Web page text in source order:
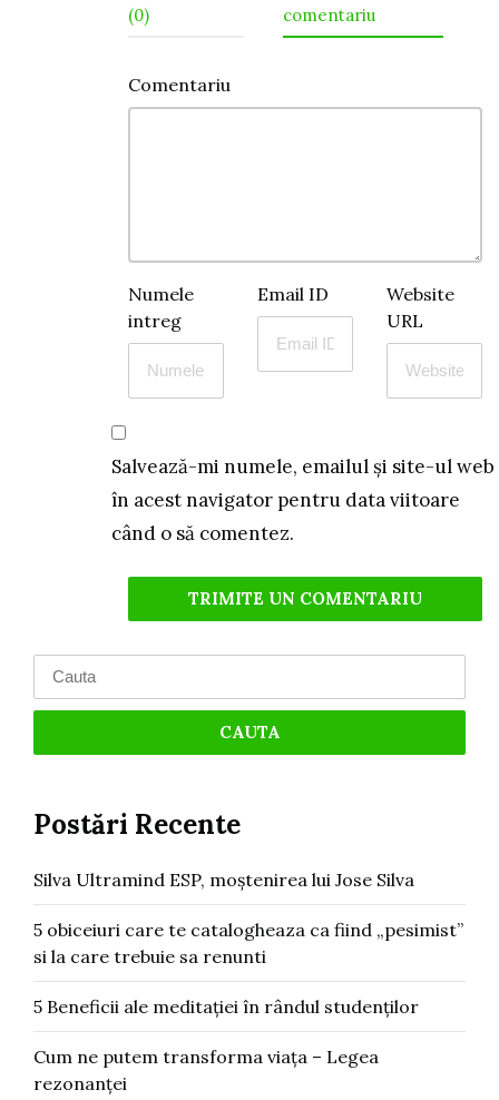
(0)
comentariu
Comentariu
Numele
intreg
Email ID
Website
URL
Salvează-mi numele, emailul și site-ul web
în acest navigator pentru data viitoare
când o să comentez.
for:
Postări Recente
Silva Ultramind ESP, moștenirea lui Jose Silva
5 obiceiuri care te catalogheaza ca fiind „pesimist”
si la care trebuie sa renunti
5 Beneficii ale meditației în rândul studenților
Cum ne putem transforma viața – Legea
rezonanței